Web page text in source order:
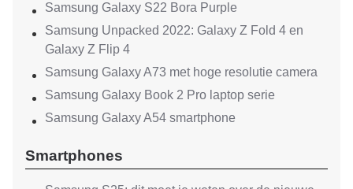
Samsung Galaxy S22 Bora Purple
Samsung Unpacked 2022: Galaxy Z Fold 4 en
Galaxy Z Flip 4
Samsung Galaxy A73 met hoge resolutie camera
Samsung Galaxy Book 2 Pro laptop serie
Samsung Galaxy A54 smartphone
Smartphones